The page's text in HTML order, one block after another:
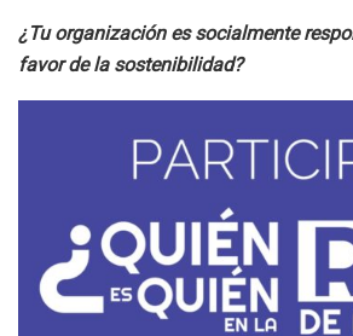
¿Tu organización es socialmente
favor de la sostenibilidad?